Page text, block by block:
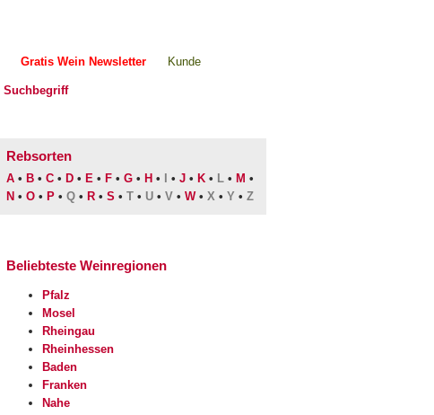
Gratis Wein Newsletter Kunde
Rebsorten
A • B • C • D • E • F • G • H • • J • K • L • M •
N • O • P • Q • R • S • T • U • V • W• X • Y • Z
Beliebteste Weinregionen
Pfalz
Mosel
Rheingau
Rheinhessen
Baden
Franken
Nahe